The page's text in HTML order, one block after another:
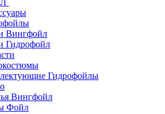
Вингфойл
Гидрофойл
Гидрофойлы
Вингфойл
Фойл